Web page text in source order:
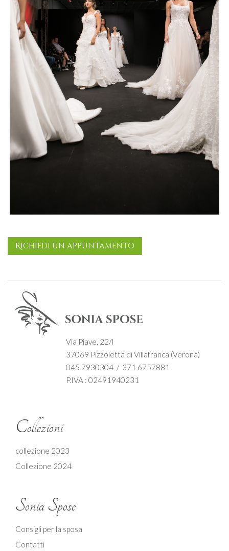
Richiedi un appuntamento
Via Piave, 22/I
37069 Pizzoletta di Villafranca (Verona)
045 7930304 / 371 6757881
P.IVA : 02491940231
Collezioni
collezione 2023
Collezione 2024
Sonia Spose
Consigli per la sposa
Contatti